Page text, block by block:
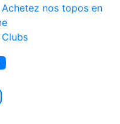
nos topos en